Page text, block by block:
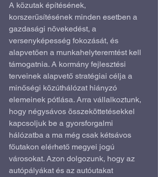
A közutak építésének,
korszerűsítésének minden esetben a
gazdasági növekedést, a
versenyképesség fokozását, és
alapvetően a munkahelyteremtést kell
támogatnia. A kormány fejlesztési
terveinek alapvető stratégiai célja a
minőségi közúthálózat hiányzó
elemeinek pótlása. Arra vállalkoztunk,
hogy négysávos összeköttetésekkel
kapcsoljuk be a gyorsforgalmi
hálózatba a ma még csak kétsávos
főutakon elérhető megyei jogú
városokat. Azon dolgozunk, hogy az
autópályákat és az autóutakat